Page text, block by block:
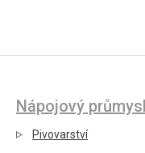
Nápojový průmysl
Pivovarství